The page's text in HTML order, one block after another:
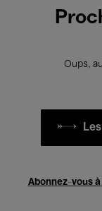
Oups,
Abonnez-vous